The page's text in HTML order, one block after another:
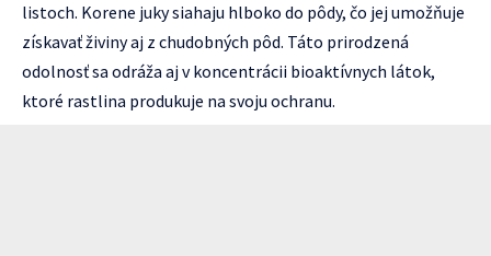
listoch. Korene juky siahaju hlboko do pôdy, čo jej umožňuje
získavať živiny aj z chudobných pôd. Táto prirodzená
odolnosť sa odráža aj v koncentrácii bioaktívnych látok,
ktoré rastlina produkuje na svoju ochranu.